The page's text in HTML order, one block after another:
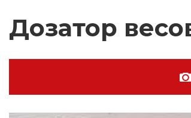
Дозатор